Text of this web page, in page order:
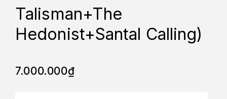
Talisman+The
Hedonist+Santal Calling)
7.000.000₫